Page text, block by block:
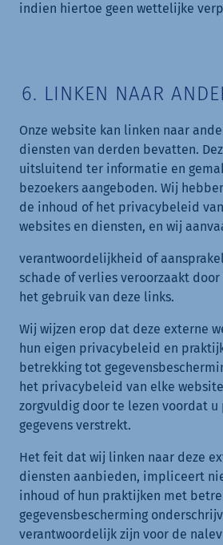
indien hiertoe geen wettelijke
6. LINKEN NAAR
Onze website kan linken naar
diensten van derden bevatten.
uitsluitend ter informatie en
bezoekers aangeboden. Wij
de inhoud of het privacybeleid
websites en diensten, en wij
verantwoordelijkheid of
schade of verlies veroorzaakt
het gebruik van deze links.
Wij wijzen erop dat deze externe
hun eigen privacybeleid en
betrekking tot
het privacybeleid van elke
zorgvuldig door te lezen voordat u
gegevens verstrekt.
Het feit dat wij linken naar deze
diensten aanbieden, impliceert
inhoud of hun praktijken met
gegevensbescherming
verantwoordelijk zijn voor de